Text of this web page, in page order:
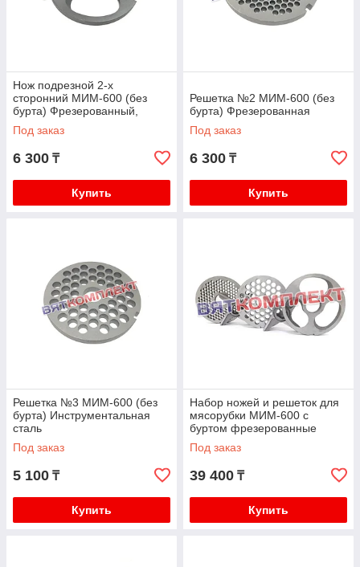
Нож подрезной 2-х
сторонний МИМ-600 (без
бурта) Фрезерованный,
Инструментальная сталь
Под заказ
6 300 ₸
Купить
Решетка №2 МИМ-600 (без
бурта) Фрезерованная
Под заказ
6 300 ₸
Купить
Решетка №3 МИМ-600 (без
бурта) Инструментальная
сталь
Под заказ
5 100 ₸
Купить
Набор ножей и решеток для
мясорубки МИМ-600 с
буртом фрезерованные
(Инструментальная сталь)
Под заказ
39 400 ₸
Купить